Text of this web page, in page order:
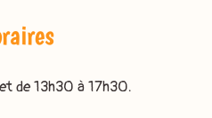
de 13h30 à 17h30.